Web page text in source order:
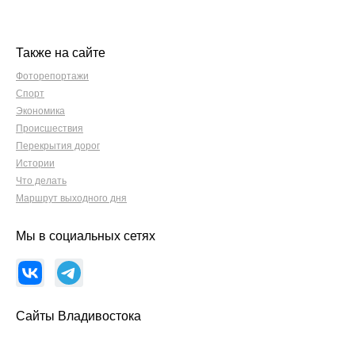
Также на сайте
Фоторепортажи
Спорт
Экономика
Происшествия
Перекрытия дорог
Истории
Что делать
Маршрут выходного дня
Мы в социальных сетях
Сайты Владивостока